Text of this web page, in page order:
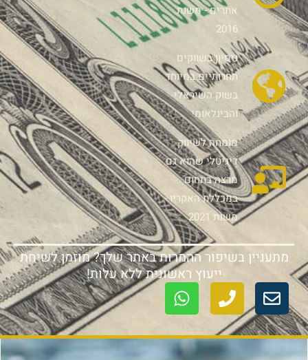
אתרים - משנת
2016
ניסיון בשווקים
תחרותיים במיוחד
בשוק השיראלי
והבינלאומי
מומחה לשיווק
דיגיטלי שהוא גם
מרצה בתחום
במכללת האקריו -
משנת 2021
מתעניין בשיפור ההמרות באתר שלך? מוזמן לשיחת
ייעוץ ראשונית ללא עלות!